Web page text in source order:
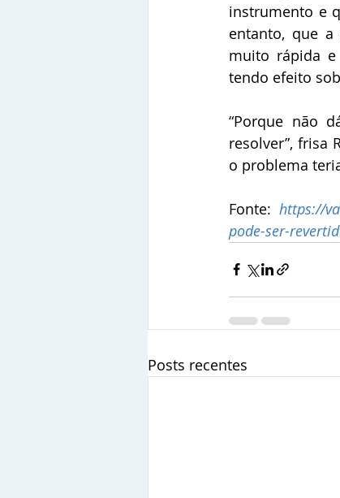
instrumento e
entanto, que
muito rápida
tendo efeito
“Porque não
resolver”, frisa
o problema
Fonte: https://
pode-ser-
Posts recentes